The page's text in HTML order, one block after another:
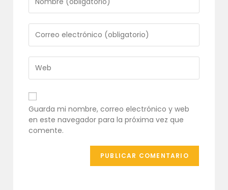
tu
nombre
o
nombre
de
usuario
para
comentar
tu
dirección
de
correo
electrónico
para
comentar
URL
de
tu
web
(opcional)
Guarda mi nombre, correo electrónico y web
en este navegador para la próxima vez que
comente.